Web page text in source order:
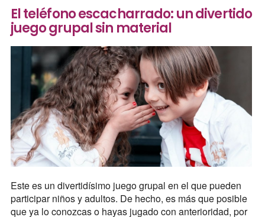
El teléfono escacharrado: un divertido
juego grupal sin material
Este es un divertidísimo juego grupal en el que pueden
participar niños y adultos. De hecho, es más que posible
que ya lo conozcas o hayas jugado con anterioridad, por